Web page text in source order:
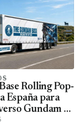
Rolling Pop-
España para
Gundam a